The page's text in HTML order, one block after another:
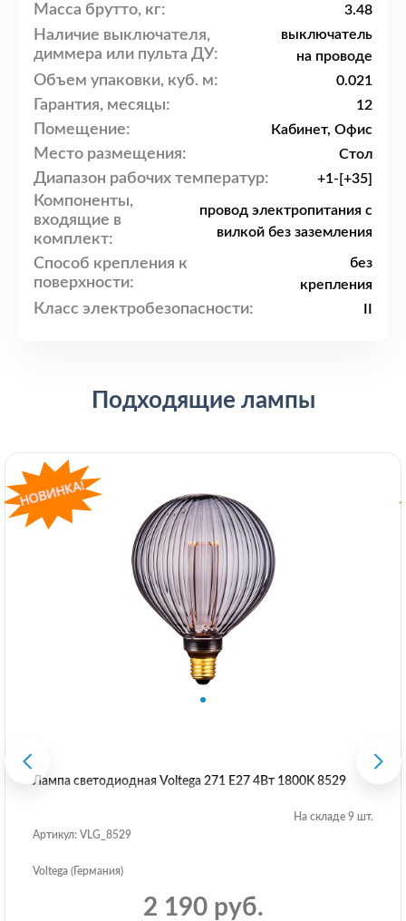
Масса брутто, кг: 3.48
Наличие выключателя,
диммера или пульта ДУ:
выключатель
на проводе
Объем упаковки, куб. м: 0.021
Гарантия, месяцы: 12
Помещение: Кабинет, Офис
Место размещения: Стол
Диапазон рабочих температур: +1-[+35]
Компоненты,
входящие в
комплект:
провод электропитания с
вилкой без заземления
Способ крепления к
поверхности:
без
крепления
Класс электробезопасности:
Подходящие лампы
Лампа светодиодная Voltega 271 E27 4Вт 1800K 8529
На складе 9 шт.
Артикул: VLG_8529
Voltega (Германия)
2 190 руб.